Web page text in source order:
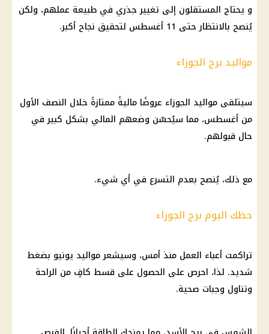
و يحتاج المستقلون إلى تغيير جذري في طبيعة عملهم، ولكن
يُنصح بالانتظار حتى 11 أغسطس لتحقيق نجاح أكبر.
مواليد برج الجوزاء
سيتلقى مواليد الجوزاء عروضًا ماليةً ممتازةً خلال النصف الأول
من أغسطس، مما سيُحسّن وضعهم المالي بشكل كبير في
حال قبولهم.
مع ذلك، يُنصح بعدم التسرع في أي شيء.
حظك اليوم برج الجوزاء
تراكمت أعباء العمل منذ أمس، وسيشعر مواليد يونيو بضغط
شديد. لذا، احرص على الحصول على قسط كافٍ من الراحة
وتناول وجبات صحية.